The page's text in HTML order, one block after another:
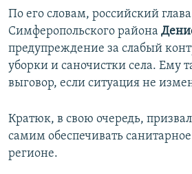
По его словам, российский
Симферопольского района
предупреждение за слабый
уборки и саночистки села. Ему
выговор, если ситуация не
Кратюк, в свою очередь,
самим обеспечивать санитарное
регионе.